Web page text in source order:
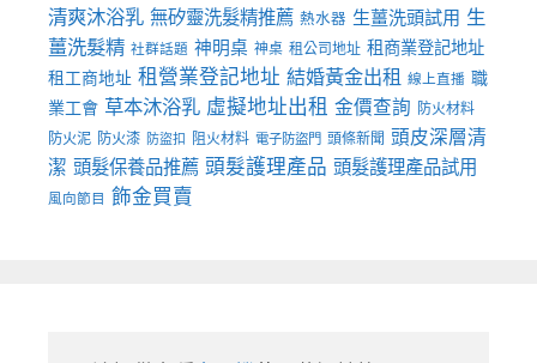
清爽沐浴乳 無矽靈洗髮精推薦 熱水器 生薑洗頭試用 生
薑洗髮精 社群話題 神明桌 神桌 租公司地址 租商業登記地址
租工商地址 租營業登記地址 結婚黃金出租 線上直播 職
業工會 草本沐浴乳 虛擬地址出租 金價查詢 防火材料
防火泥 防火漆 防盜扣 阻火材料 電子防盜門 頭條新聞 頭皮深層清
潔 頭髮保養品推薦 頭髮護理產品 頭髮護理產品試用
風向節目 飾金買賣